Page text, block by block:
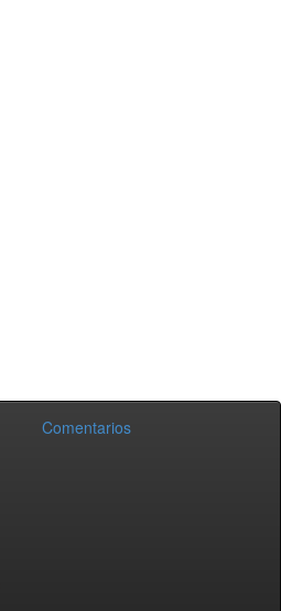
Comentarios